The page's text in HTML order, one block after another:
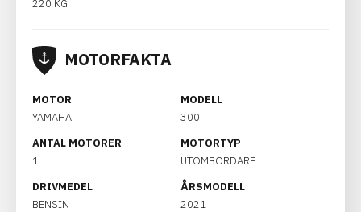
220 KG
MOTORFAKTA
MOTOR
YAMAHA
MODELL
300
ANTAL MOTORER
1
MOTORTYP
UTOMBORDARE
DRIVMEDEL
BENSIN
ÅRSMODELL
2021